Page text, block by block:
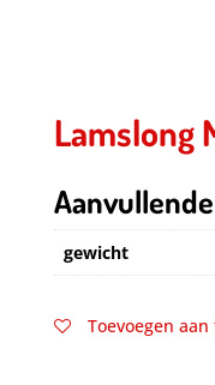
Lamslong
gewicht
Toevoegen